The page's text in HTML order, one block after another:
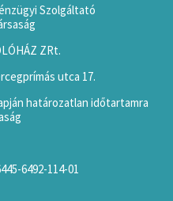
Szolgáltató
ZRt.
utca 17.
határozatlan időtartamra
6492-114-01